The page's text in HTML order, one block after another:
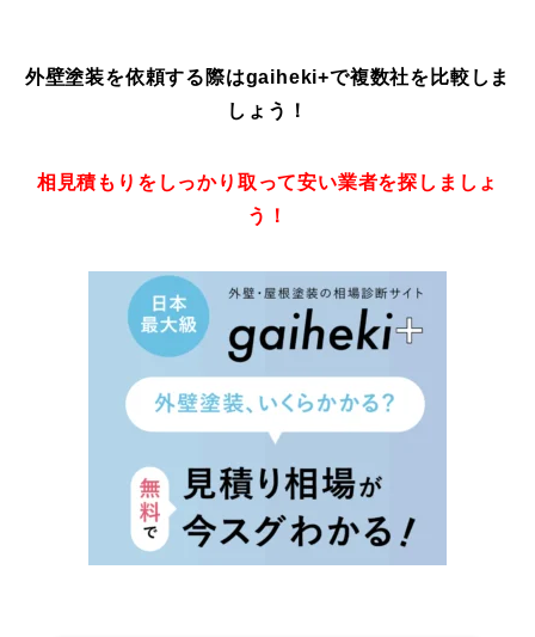
外壁塗装を依頼する際はgaiheki+で複数社を比較しま
しょう！
相見積もりをしっかり取って安い業者を探しましょ
う！